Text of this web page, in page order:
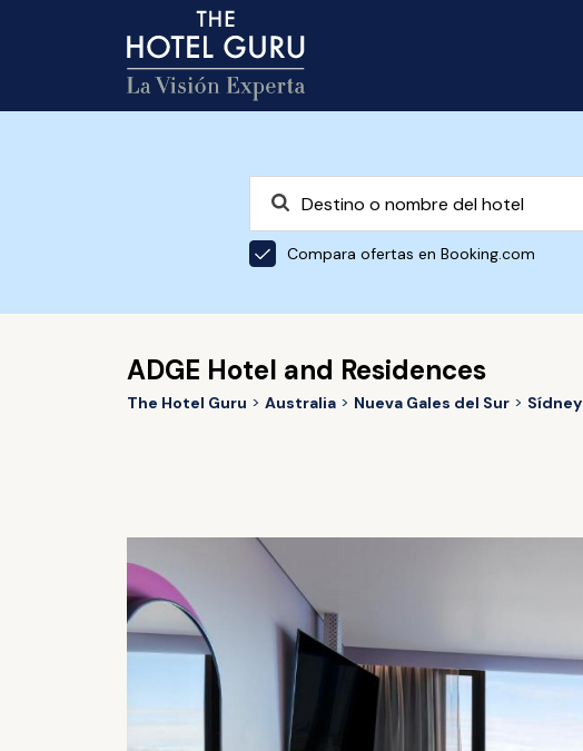
Compara ofertas en Booking.com
ADGE Hotel and Residences
The Hotel Guru Australia Nueva Gales del Sur Sídney